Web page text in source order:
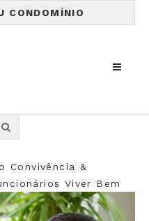
CONDOMÍNIO
Convivência &
Viver Bem